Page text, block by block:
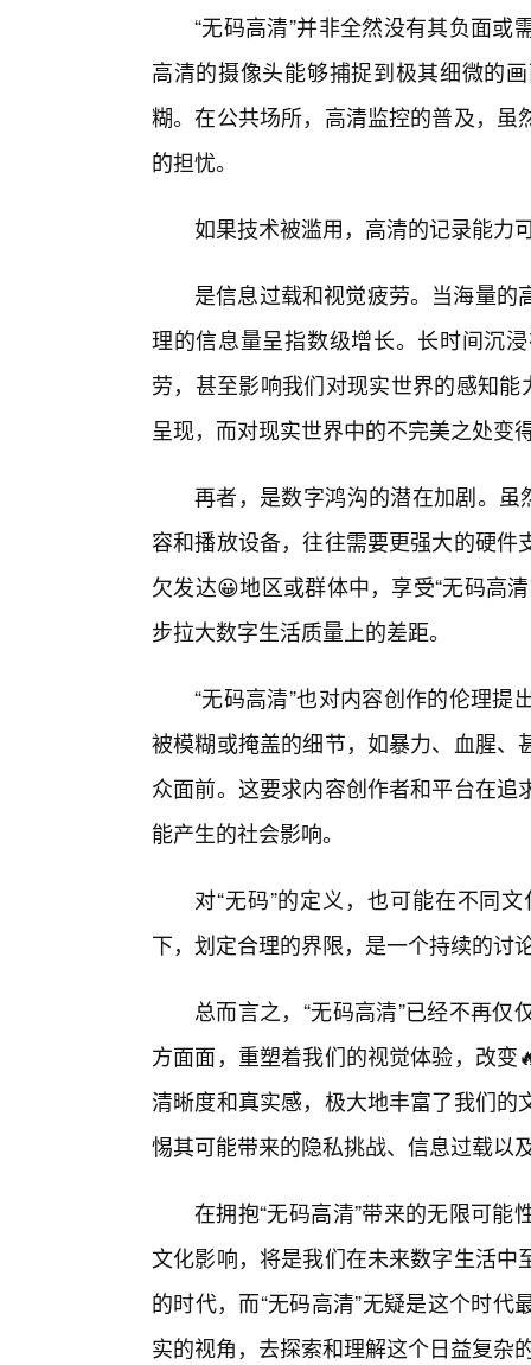
“无码高清”并非全然没有其负面
高清的摄像头能够捕捉到极其细微的
糊。在公共场所，高清监控的普及，
的担忧。
如果技术被滥用，高清的记录能力
是信息过载和视觉疲劳。当海量
理的信息量呈指数级增长。长时间沉
劳，甚至影响我们对现实世界的感知
呈现，而对现实世界中的不完美之处变
再者，是数字鸿沟的潜在加剧。虽
容和播放设备，往往需要更强大的硬
欠发达😀地区或群体中，享受“无码高
步拉大数字生活质量上的差距。
“无码高清”也对内容创作的伦理
被模糊或掩盖的细节，如暴力、血腥
众面前。这要求内容创作者和平台在
能产生的社会影响。
对“无码”的定义，也可能在不同
下，划定合理的界限，是一个持续的讨
总而言之，“无码高清”已经不再
方面面，重塑着我们的视觉体验，改
清晰度和真实感，极大地丰富了我们
惕其可能带来的隐私挑战、信息过载以
在拥抱“无码高清”带来的无限可
文化影响，将是我们在未来数字生活
的时代，而“无码高清”无疑是这个时
实的视角，去探索和理解这个日益复杂